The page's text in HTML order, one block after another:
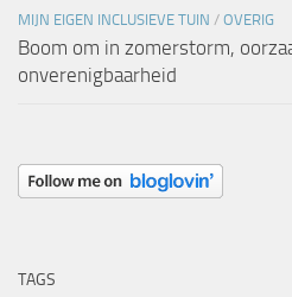
MIJN EIGEN INCLUSIEVE TUIN / OVERIG
Boom om in zomerstorm,
onverenigbaarheid
TAGS